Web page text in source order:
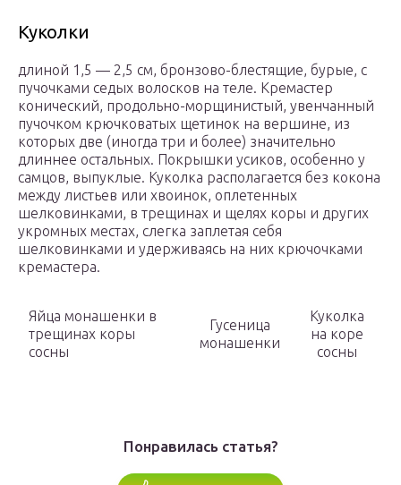
Куколки
длиной 1,5 — 2,5 см, бронзово-блестящие, бурые, с
пучочками седых волосков на теле. Кремастер
конический, продольно-морщинистый, увенчанный
пучочком крючковатых щетинок на вершине, из
которых две (иногда три и более) значительно
длиннее остальных. Покрышки усиков, особенно у
самцов, выпуклые. Куколка располагается без кокона
между листьев или хвоинок, оплетенных
шелковинками, в трещинах и щелях коры и других
укромных местах, слегка заплетая себя
шелковинками и удерживаясь на них крючочками
кремастера.
Яйца монашенки в
трещинах коры
сосны
Гусеница
монашенки
Куколка
на коре
сосны
Понравилась статья?